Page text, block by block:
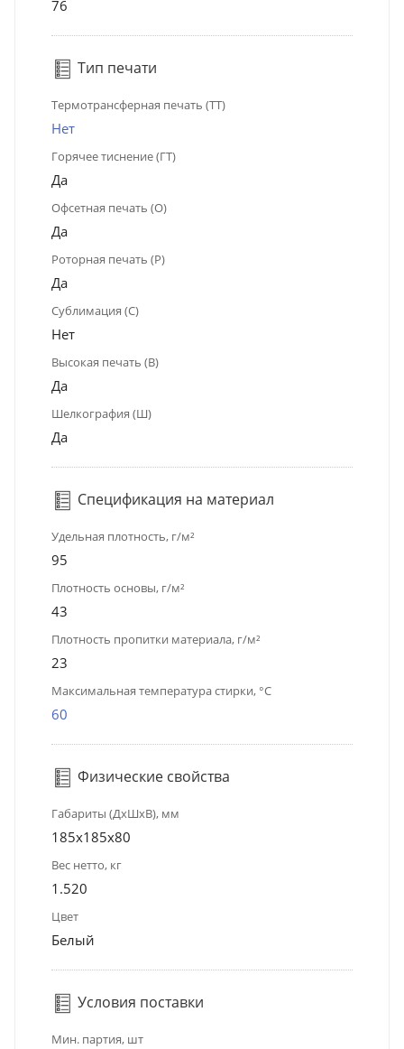
76
Тип печати
Термотрансферная печать (ТТ)
Нет
Горячее тиснение (ГТ)
Да
Офсетная печать (О)
Да
Роторная печать (Р)
Да
Сублимация (С)
Нет
Высокая печать (В)
Да
Шелкография (Ш)
Да
Спецификация на материал
Удельная плотность, г/м²
95
Плотность основы, г/м²
43
Плотность пропитки материала, г/м²
23
Максимальная температура стирки, °C
60
Физические свойства
Габариты (ДхШхВ), мм
185х185х80
Вес нетто, кг
1.520
Цвет
Белый
Условия поставки
Мин. партия, шт